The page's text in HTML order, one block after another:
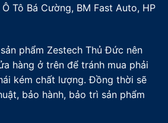
Tô Bá Cường, BM Fast Auto, HP
phẩm Zestech Thủ Đức nên
hàng ở trên để tránh mua phải
kém chất lượng. Đồng thời sẽ
bảo hành, bảo trì sản phẩm